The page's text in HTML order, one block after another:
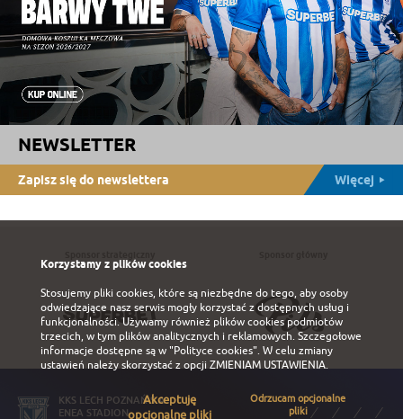
NEWSLETTER
Zapisz się do newslettera Więcej
KKS LECH POZNAŃ S.A.
ENEA STADION
Korzystamy z plików cookies
Stosujemy pliki cookies, które są niezbędne do tego, aby osoby
odwiedzające nasz serwis mogły korzystać z dostępnych usług i
funkcjonalności. Używamy również plików cookies podmiotów
trzecich, w tym plików analitycznych i reklamowych. Szczegołowe
informacje dostępne są w"Polityce cookies". W celu zmiany
ustawień należy skorzystać z opcji ZMIENIAM USTAWIENIA.
Akceptuję
opcjonalne pliki
Odrzucam opcjonalne
pliki